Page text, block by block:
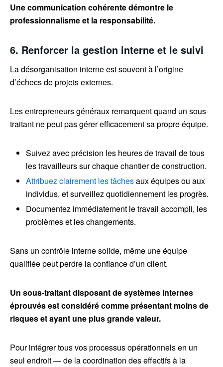
Une communication cohérente démontre le
professionnalisme et la responsabilité.
6. Renforcer la gestion interne et le suivi
La désorganisation interne est souvent à l’origine
d’échecs de projets externes.
Les entrepreneurs généraux remarquent quand un sous-
traitant ne peut pas gérer efficacement sa propre équipe.
Suivez avec précision les heures de travail de tous
les travailleurs sur chaque chantier de construction.
Attribuez clairement les tâchesaux équipes ou aux
individus, et surveillez quotidiennement les progrès.
Documentez immédiatement le travail accompli, les
problèmes et les changements.
Sans un contrôle interne solide, même une équipe
qualifiée peut perdre la confiance d’un client.
Un sous-traitant disposant de systèmes internes
éprouvés est considéré comme présentant moins de
risques et ayant une plus grande valeur.
Pour intégrer tous vos processus opérationnels en un
seul endroit — de la coordination des effectifs à la